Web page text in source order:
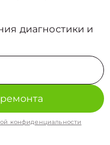
диагностики и
конфиденциальности